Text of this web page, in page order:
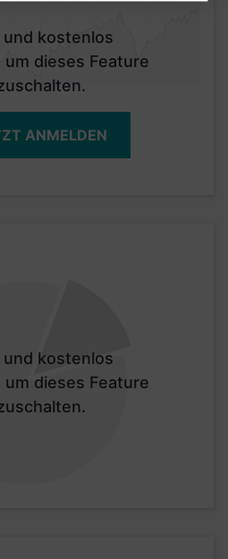
und kostenlos
dieses Feature
ANMELDEN
und kostenlos
dieses Feature